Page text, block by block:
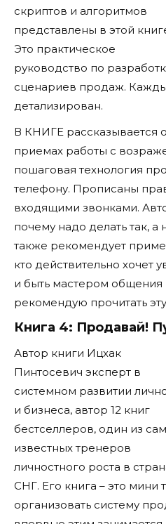
скриптов и алгоритмов
представлены в этой
Это практическое
руководство по
сценариев продаж.
детализирован.
В КНИГЕ рассказывается
приемах работы с
пошаговая технология
телефону. Прописаны
входящими звонками.
почему надо делать так, а
также рекомендует
кто действительно хочет
и быть мастером общения
рекомендую прочитать
Книга 4: Продавай!
Автор книги Ицхак
Пинтосевич эксперт в
системном развитии
и бизнеса, автор 12 книг
бестселлеров, один из
известных тренеров
личностного роста в
СНГ. Его книга – это мини
организовать систему